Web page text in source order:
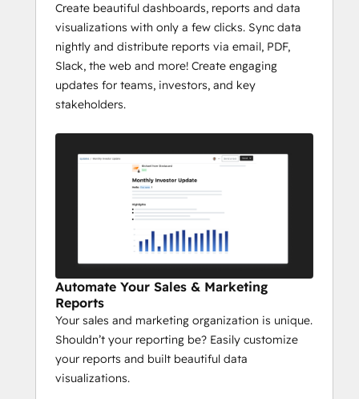
Create beautiful dashboards, reports and data
visualizations with only a few clicks. Sync data
nightly and distribute reports via email, PDF,
Slack, the web and more! Create engaging
updates for teams, investors, and key
stakeholders.
Automate Your Sales & Marketing
Reports
Your sales and marketing organization is unique.
Shouldn’t your reporting be? Easily customize
your reports and built beautiful data
visualizations.